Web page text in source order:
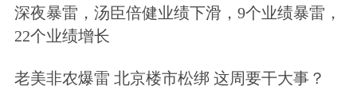
知称，“由于全球贸易规则和关税的近
继续提供您喜爱的产品而不会牺牲质
深夜暴雷，汤臣倍健业绩下滑，9个业绩暴雷，
22个业绩增长
老美非农爆雷 北京楼市松绑 这周要干大事？